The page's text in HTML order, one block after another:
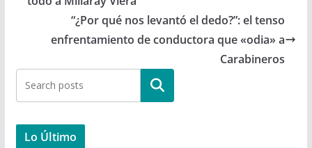
“¿Por qué nos levantó el dedo?”: el tenso
enfrentamiento de conductora que «odia» a
Carabineros
Buscar
Lo Último